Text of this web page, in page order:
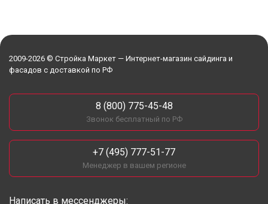
2009-2026 © Стройка Маркет — Интернет-магазин сайдинга и
фасадов с доставкой по РФ
8 (800) 775-45-48
Звонок бесплатный по РФ
+7 (495) 777-51-77
Менеджер в вашем регионе
Написать в мессенджеры: